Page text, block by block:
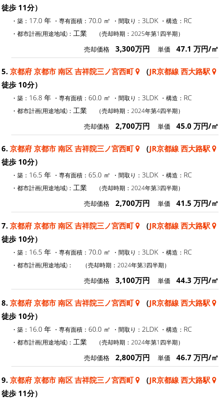
徒歩 11分）
・築： 17.0 年 ・専有面積： 70.0 ㎡ ・間取り： 3LDK ・構造： RC
・都市計画(用途地域)： 工業 （売却時期：2025年第1四半期）
売却価格 3,300万円 単価 47.1 万円/㎡
5. 京都府 京都市 南区 吉祥院三ノ宮西町 （JR京都線 西大路駅
徒歩 10分）
・築： 16.8 年 ・専有面積： 60.0 ㎡ ・間取り： 3LDK ・構造： RC
・都市計画(用途地域)： 工業 （売却時期：2024年第4四半期）
売却価格 2,700万円 単価 45.0 万円/㎡
6. 京都府 京都市 南区 吉祥院三ノ宮西町 （JR京都線 西大路駅
徒歩 10分）
・築： 16.5 年 ・専有面積： 65.0 ㎡ ・間取り： 3LDK ・構造： RC
・都市計画(用途地域)： 工業 （売却時期：2024年第3四半期）
売却価格 2,700万円 単価 41.5 万円/㎡
7. 京都府 京都市 南区 吉祥院三ノ宮西町 （JR京都線 西大路駅
徒歩 10分）
・築： 16.5 年 ・専有面積： 70.0 ㎡ ・間取り： 3LDK ・構造： RC
・都市計画(用途地域)： （売却時期：2024年第3四半期）
売却価格 3,100万円 単価 44.3 万円/㎡
8. 京都府 京都市 南区 吉祥院三ノ宮西町 （JR京都線 西大路駅
徒歩 10分）
・築： 16.0 年 ・専有面積： 60.0 ㎡ ・間取り： 2LDK ・構造： RC
・都市計画(用途地域)： 工業 （売却時期：2024年第1四半期）
売却価格 2,800万円 単価 46.7 万円/㎡
9. 京都府 京都市 南区 吉祥院三ノ宮西町 （JR京都線 西大路駅
徒歩 11分）